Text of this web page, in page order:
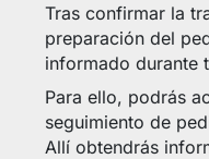
Tras confirmar la
preparación del
informado durante
Para ello, podrás
seguimiento de
Allí obtendrás